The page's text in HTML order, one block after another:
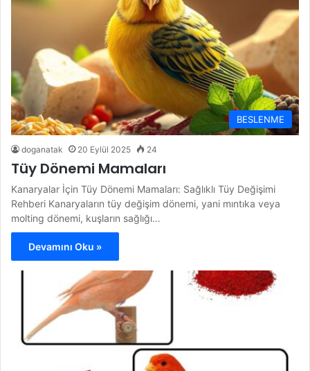
BESLENME
doganatak 20 Eylül 2025 24
Tüy Dönemi Mamaları
Kanaryalar İçin Tüy Dönemi Mamaları: Sağlıklı Tüy Değişimi
Rehberi Kanaryaların tüy değişim dönemi, yani mıntıka veya
molting dönemi, kuşların sağlığı…
Devamını Oku »